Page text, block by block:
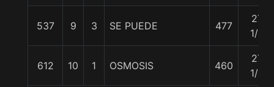
537 9 3 SE PUEDE 477
27
1/4
612 10 1 OSMOSIS 460
27
1/4